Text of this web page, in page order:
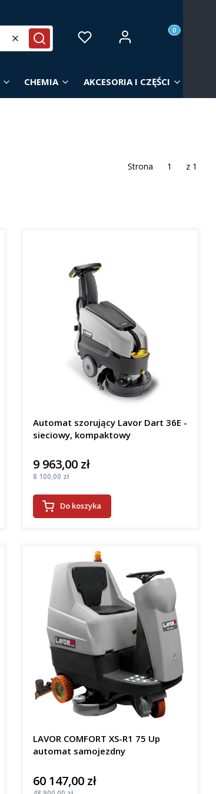
WyczyśćSzukaj
Ulubione Zaloguj się Produkty w
Koszyk
CHEMIA AKCESORIA I CZĘŚCI
Strona z 1
Automat szorujący Lavor Dart 36E -
sieciowy, kompaktowy
Cena
9 963,00 zł
Cena
8 100,00 zł
Do koszyka
LAVOR COMFORT XS-R1 75 Up
automat samojezdny
Cena
60 147,00 zł